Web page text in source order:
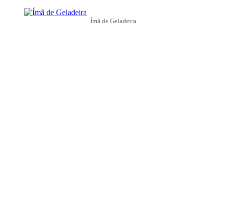
Ímã de Geladeira